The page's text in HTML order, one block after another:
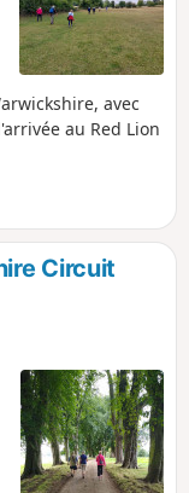
avec
au Red Lion
Circuit